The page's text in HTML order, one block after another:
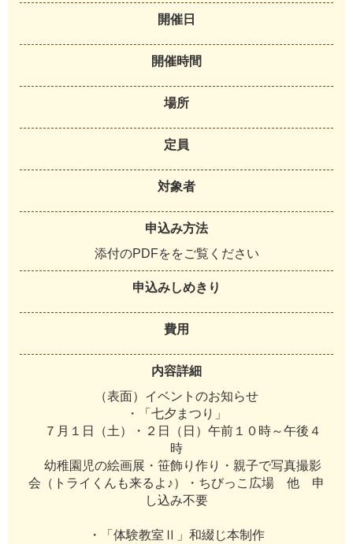
開催日
開催時間
場所
定員
対象者
申込み方法
添付のPDFををご覧 く ださ い
申込みしめきり
費用
内容詳細
（表面） イベン ト のお知らせ
・
「 七夕 ま つ り 」
７ 月 １ 日 （土 ） ・ ２ 日 （ 日 ） 午前 １ ０ 時～午後 ４
時
幼稚園 児の絵画展 ・ 笹飾り 作り ・ 親子で写真撮影
会 （ ト ライ く ん も来る よ ♪） ・ ちびっ こ 広場 他
申
し込み不要
・ 「 体験教室 Ⅱ 」 和綴じ本制 作